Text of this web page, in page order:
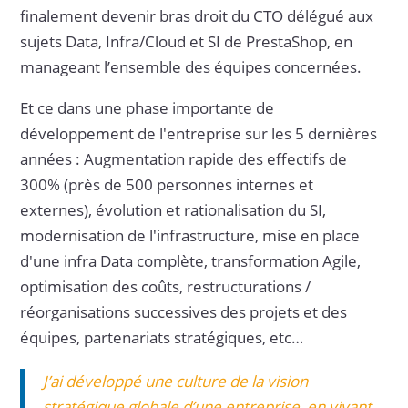
finalement devenir bras droit du CTO délégué aux
sujets Data, Infra/Cloud et SI de PrestaShop, en
manageant l’ensemble des équipes concernées.
Et ce dans une phase importante de
développement de l'entreprise sur les 5 dernières
années : Augmentation rapide des effectifs de
300% (près de 500 personnes internes et
externes), évolution et rationalisation du SI,
modernisation de l'infrastructure, mise en place
d'une infra Data complète, transformation Agile,
optimisation des coûts, restructurations /
réorganisations successives des projets et des
équipes, partenariats stratégiques, etc…
J’ai développé une culture de la vision